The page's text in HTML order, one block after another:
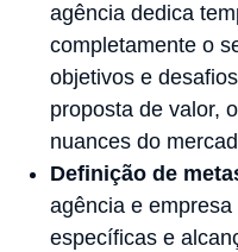
agência dedica
completamente o
objetivos e
proposta de valor,
nuances do
Definição de
agência e
específicas e